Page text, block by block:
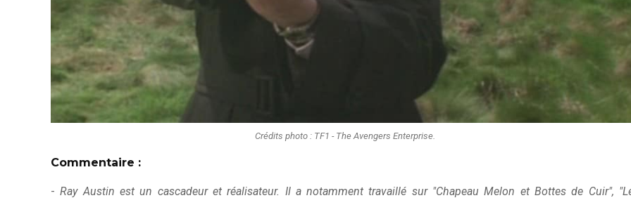
Crédits photo : TF1 - The Avengers Enterprise.
Commentaire :
-Ray Austin est un cascadeur et réalisateur. Il a notamment travaillé sur "Chapeau Melon et Bottes de Cuir",